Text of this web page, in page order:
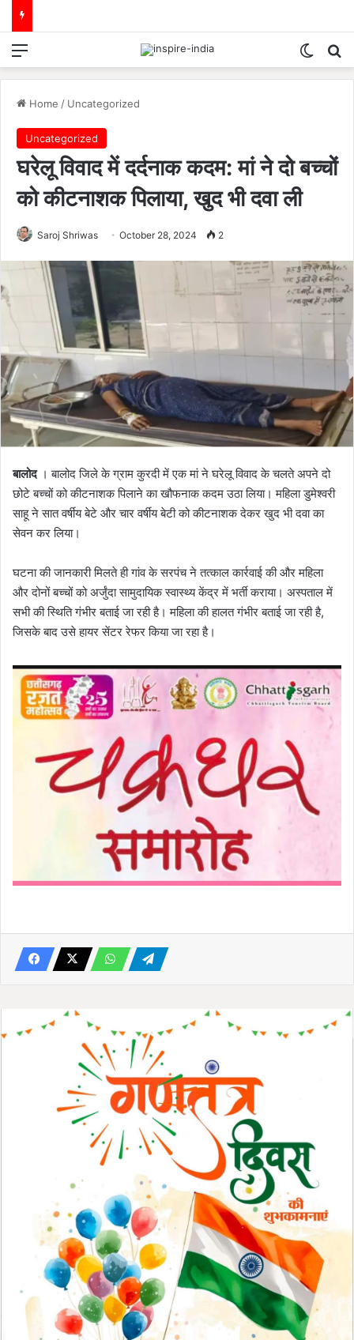
Menu
Home / Uncategorized
Uncategorized
घरेलू विवाद में दर्दनाक कदम: मां ने दो बच्चों
को कीटनाशक पिलाया, खुद भी दवा ली
Saroj Shriwas October 28, 2024 2
बालोद । बालोद जिले के ग्राम कुरदी में एक मां ने घरेलू विवाद के चलते अपने दो
छोटे बच्चों को कीटनाशक पिलाने का खौफनाक कदम उठा लिया। महिला डुमेश्वरी
साहू ने सात वर्षीय बेटे और चार वर्षीय बेटी को कीटनाशक देकर खुद भी दवा का
सेवन कर लिया।
घटना की जानकारी मिलते ही गांव के सरपंच ने तत्काल कार्रवाई की और महिला
और दोनों बच्चों को अर्जुंदा सामुदायिक स्वास्थ्य केंद्र में भर्ती कराया। अस्पताल में
सभी की स्थिति गंभीर बताई जा रही है। महिला की हालत गंभीर बताई जा रही है,
जिसके बाद उसे हायर सेंटर रेफर किया जा रहा है।